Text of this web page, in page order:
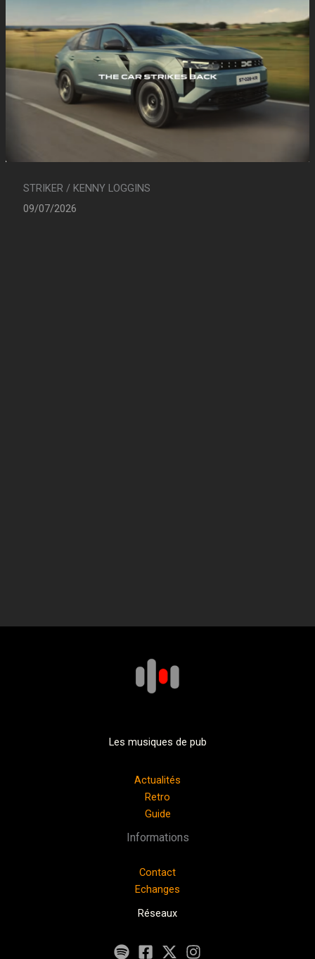
STRIKER / KENNY LOGGINS
09/07/2026
Les musiques de pub
Actualités
Retro
Guide
Informations
Contact
Echanges
Réseaux